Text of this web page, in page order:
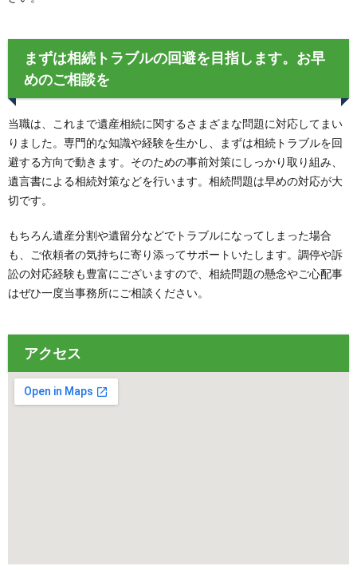
まずは相続トラブルの回避を目指します。お早
めのご相談を
当職は、これまで遺産相続に関するさまざまな問題に対応してまい
りました。専門的な知識や経験を生かし、まずは相続トラブルを回
避する方向で動きます。そのための事前対策にしっかり取り組み、
遺言書による相続対策などを行います。相続問題は早めの対応が大
切です。
もちろん遺産分割や遺留分などでトラブルになってしまった場合
も、ご依頼者の気持ちに寄り添ってサポートいたします。調停や訴
訟の対応経験も豊富にございますので、相続問題の懸念やご心配事
はぜひ一度当事務所にご相談ください。
アクセス